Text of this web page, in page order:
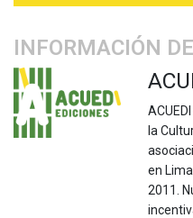
INFORMACIÓN
la
en
2011.